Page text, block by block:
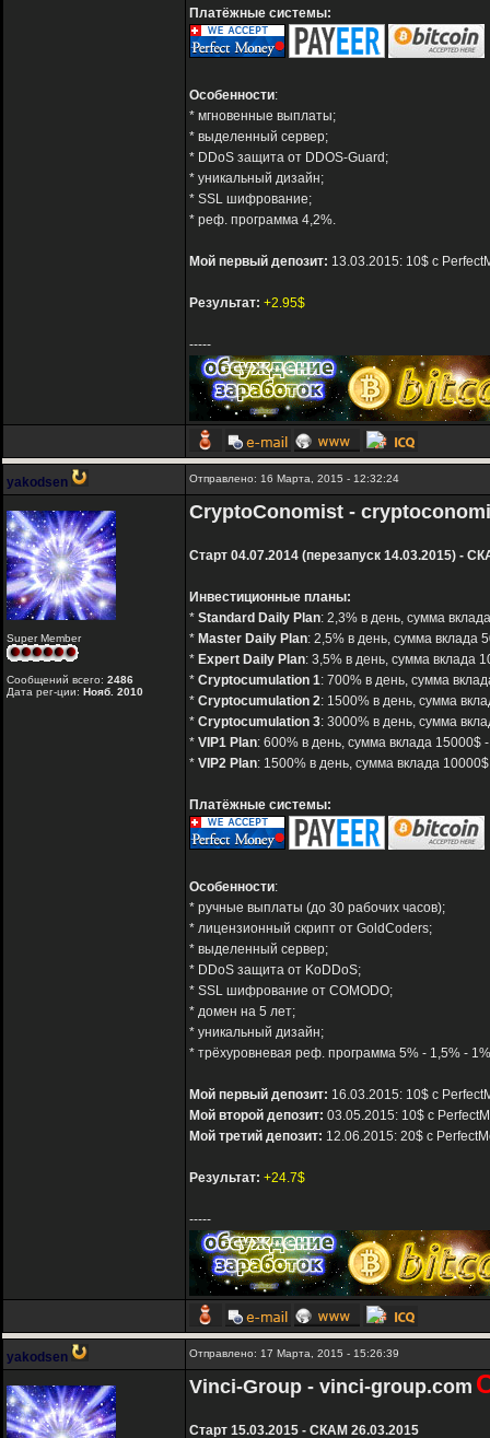
Платёжные системы:
Особенности:
* мгновенные выплаты;
* выделенный сервер;
* DDoS защита от DDOS-Guard;
* уникальный дизайн;
* SSL шифрование;
* реф. программа 4,2%.
Мой первый депозит: 13.03.2015: 10$ с
Результат: +2.95$
-----
yakodsen Отправлено: 16 Марта, 2015 - 12:32:24
Super Member
Сообщений всего: 2486
Дата рег-ции: Нояб. 2010
CryptoConomist -
Старт 04.07.2014 (перезапуск 14.03.2015) -
Инвестиционные планы:
* Standard Daily Plan: 2,3% в день, сумма
* Master Daily Plan: 2,5% в день, сумма вклада
* Expert Daily Plan: 3,5% в день, сумма вклада
* Cryptocumulation 1: 700% в день, сумма
* Cryptocumulation 2: 1500% в день, сумма
* Cryptocumulation 3: 3000% в день, сумма
* VIP1 Plan: 600% в день, сумма вклада 15000$
* VIP2 Plan: 1500% в день, сумма вклада
Платёжные системы:
Особенности:
* ручные выплаты (до 30 рабочих часов);
* лицензионный скрипт от GoldCoders;
* выделенный сервер;
* DDoS защита от KoDDoS;
* SSL шифрование от COMODO;
* домен на 5 лет;
* уникальный дизайн;
* трёхуровневая реф. программа 5% - 1,5% -
Мой первый депозит: 16.03.2015: 10$ с
Мой второй депозит: 03.05.2015: 10$ с
Мой третий депозит: 12.06.2015: 20$ с
Результат: +24.7$
-----
yakodsen Отправлено: 17 Марта, 2015 - 15:26:39
Vinci-Group - vinci-group.com
Старт 15.03.2015 - СКАМ 26.03.2015